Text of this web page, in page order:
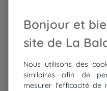
Trek Mauritanie
Trek
Top
circuits
Tour du lac de Constance à vélo
Bonjour et
site de La
Nous utilisons des
similaires afin de
mesurer l'efficacité de